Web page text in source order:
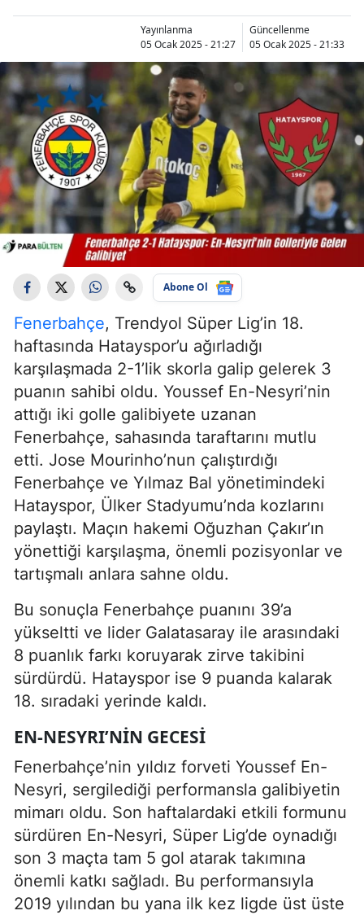
Yayınlanma
05 Ocak 2025 - 21:27
Güncellenme
05 Ocak 2025 - 21:33
Abone Ol
Fenerbahçe, Trendyol Süper Lig’in 18.
haftasında Hatayspor’u ağırladığı
karşılaşmada 2-1’lik skorla galip gelerek 3
puanın sahibi oldu. Youssef En-Nesyri’nin
attığı iki golle galibiyete uzanan
Fenerbahçe, sahasında taraftarını mutlu
etti. Jose Mourinho’nun çalıştırdığı
Fenerbahçe ve Yılmaz Bal yönetimindeki
Hatayspor, Ülker Stadyumu’nda kozlarını
paylaştı. Maçın hakemi Oğuzhan Çakır’ın
yönettiği karşılaşma, önemli pozisyonlar ve
tartışmalı anlara sahne oldu.
Bu sonuçla Fenerbahçe puanını 39’a
yükseltti ve lider Galatasaray ile arasındaki
8 puanlık farkı koruyarak zirve takibini
sürdürdü. Hatayspor ise 9 puanda kalarak
18. sıradaki yerinde kaldı.
EN-NESYRI’NİN GECESİ
Fenerbahçe’nin yıldız forveti Youssef En-
Nesyri, sergilediği performansla galibiyetin
mimarı oldu. Son haftalardaki etkili formunu
sürdüren En-Nesyri, Süper Lig’de oynadığı
son 3 maçta tam 5 gol atarak takımına
önemli katkı sağladı. Bu performansıyla
2019 yılından bu yana ilk kez ligde üst üste